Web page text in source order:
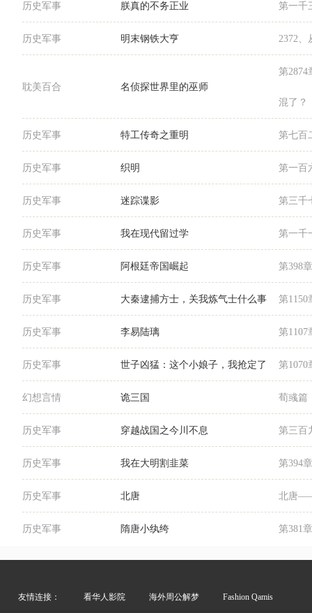
历史军事 朕真的不务正业 第一千
历史军事 明末钢铁大亨 2372、
耽美百合 名侦探世界里的巫师
第2874
混了？
历史军事 特工传奇之重明 第七百
历史军事 织明 第一百
历史军事 迷踪谍影 第三千
历史军事 我在现代留过学 第一千
历史军事 阿根廷帝国崛起 第398
历史军事 大秦逮捕方士，关我炼气士什么事 第1150
历史军事 李易陆璃 第1107
历史军事 世子凶猛：这个小娘子，我抢定了 第
幻想言情 诡三国 荀彧篇
历史军事 穿越战国之今川不息 第三百
历史军事 我在大明割韭菜 第394
历史军事 北唐 北唐
历史军事 隋唐小纨绔 第381
友情连接： 看华人影院 海外周公解梦 Fashion Qamis